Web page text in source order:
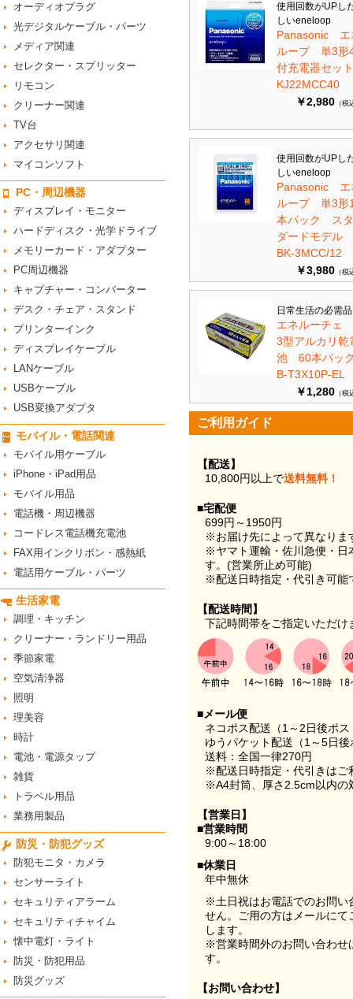
オーディオプラグ
光デジタルケーブル・パーツ
メディア関連
セレクター・スプリッター
リモコン
クリーナー関連
TV台
アクセサリ関連
マイコンソフト
PC・周辺機器
ディスプレイ・モニター
ハードディスク・光学ドライブ
メモリーカード・アダプター
PC周辺機器
キャプチャー・コンバーター
デスク・チェア・スタンド
プリンターインク
ディスプレイケーブル
LANケーブル
USBケーブル
USB変換アダプタ
モバイル・電話関連
モバイル用ケーブル
iPhone・iPad用品
モバイル用品
電話機・周辺機器
コードレス電話機充電池
FAX用インクリボン・感熱紙
電話用ケーブル・パーツ
生活家電
調理・キッチン
クリーナー・ランドリー用品
季節家電
空気清浄器
照明
理美容
時計
電池・電源タップ
雑貨
トラベル用品
業務用製品
防災・防犯グッズ
防犯モニタ・カメラ
センサーライト
セキュリティアラーム
セキュリティチャイム
懐中電灯・ライト
防災・防犯用品
防災グッズ
使用回数がUPし
しいeneloop
Panasonic エ
ループ 単3形
付充電器セッ
KJ22MCC40
￥2,980 （税
使用回数がUPし
しいeneloop
Panasonic エ
ループ 単3形
本パック ス
ダードモデル
BK-3MCC/12
￥3,980 （税
日常生活の必需
エネルーチェ
3型アルカリ乾
池 60本パ
B-T3X10P-EL
￥1,280 （税
ご利用ガイド
【配送】
10,800円以上で送料無料！
■宅配便
699円～1950円
※お届け先によって異なりま
※ヤマト運輸・佐川急便・日
す。(営業所止め可能)
※配送日時指定・代引き可能
【配送時間】
下記時間帯をご指定いただけ
■メール便
ネコポス配送（1～2日後ポ
ゆうパケット配送（1～5日
送料：全国一律270円
※配送日時指定・代引きはご
※A4封筒、厚さ2.5cm以内の
【営業日】
■営業時間
9:00～18:00
■休業日
年中無休
※土日祝はお電話でのお問い
せん。ご用の方はメールに
します。
※営業時間外のお問い合わせ
す。
【お問い合わせ】